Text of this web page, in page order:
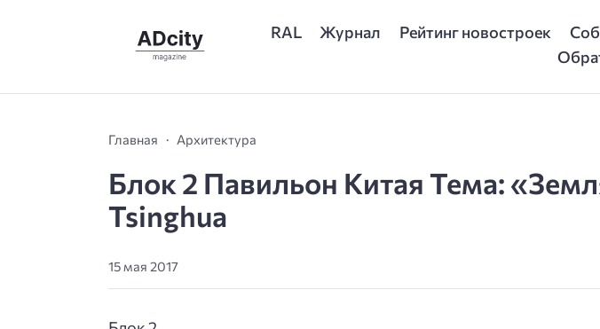
RAL Журнал Рейтинг новостроек
Главная Архитектура
Блок 2 Павильон Китая Тема:
Tsinghua
15 мая 2017